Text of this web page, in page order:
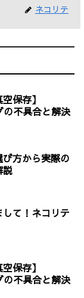
ネコリテ
保存】
不具合と解決
び方から実際の
説
して！ネコリテ
保存】
不具合と解決